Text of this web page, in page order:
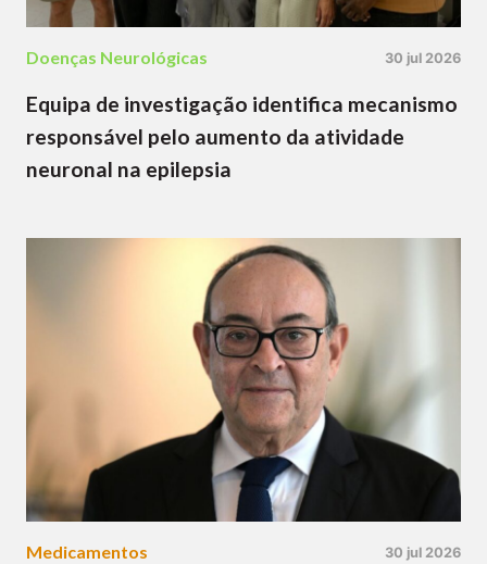
Doenças Neurológicas 30 jul 2026
Equipa de investigação identifica mecanismo
responsável pelo aumento da atividade
neuronal na epilepsia
Medicamentos 30 jul 2026